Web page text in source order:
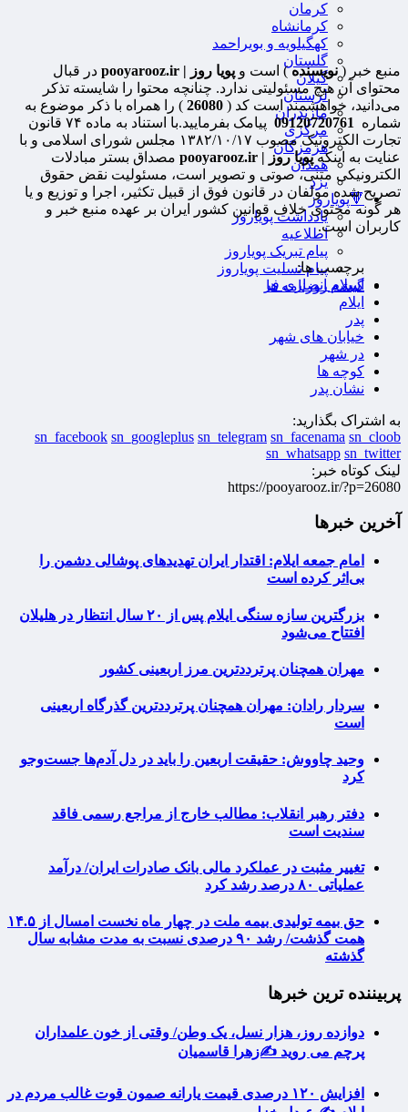
کرمان
کرمانشاه
کهگیلویه و بویراحمد
گلستان
گیلان
لرستان
مازندران
مرکزی
هرمزگان
همدان
یزد
🔻پویاروز
یادداشت پویاروز
اطلاعیه
پیام تبریک پویاروز
پیام تسلیت پویاروز
گیشه روزنامه ها
منبع خبر ( نویسنده) است و پویا روز | pooyarooz.ir
در قبال
محتوای آن هیچ مسئولیتی ندارد. چنانچه محتوا را شایسته تذکر
می‌دانید، خواهشمند است کد (
) را همراه با ذکر موضوع به
شماره
پیامک بفرمایید.با استناد به ماده ۷۴ قانون
تجارت الکترونیک مصوب ۱۳۸۲/۱۰/۱۷ مجلس شورای اسلامی و با
عنایت به اینکهپویا روز | pooyarooz.ir
مصداق بستر مبادلات
الکترونیکی متنی، صوتی و تصویر است، مسئولیت نقض حقوق
تصریح شده مولفان در قانون فوق از قبیل تکثیر، اجرا و توزیع و یا
هر گونه محتوی خلاف قوانین کشور ایران بر عهده منبع خبر و
کاربران است.
برچسب ها:
اسلام انصاری فر
ایلام
پدر
خیابان های شهر
در شهر
کوچه ها
نشان پدر
به اشتراک بگذارید:
sn_facebook sn_googleplus sn_telegram sn_facenama sn_cloob
sn_whatsapp sn_twitter
لینک کوتاه خبر:
https://pooyarooz.ir/?p=26080
آخرین خبرها
امام جمعه ایلام: اقتدار ایران تهدیدهای پوشالی دشمن را
بی‌اثر کرده است
بزرگترین سازه سنگی ایلام پس از ۲۰ سال انتظار در هلیلان
افتتاح می‌شود
مهران همچنان پرترددترین مرز اربعینی کشور
سردار رادان: مهران همچنان پرترددترین گذرگاه اربعینی
است
وحید چاووش: حقیقت اربعین را باید در دل آدم‌ها جست‌وجو
کرد
دفتر رهبر انقلاب: مطالب خارج از مراجع رسمی فاقد
سندیت است
تغییر مثبت در عملکرد مالی بانک صادرات ایران/ درآمد
عملیاتی ۸۰ درصد رشد کرد
حق بیمه تولیدی بیمه ملت در چهار ماه نخست امسال از ۱۴.۵
همت گذشت/ رشد ۹۰ درصدی نسبت به مدت مشابه سال
گذشته
پربیننده ترین خبرها
دوازده روز، هزار نسل، یک وطن/ وقتی از خون علمداران
پرچم می روید ✍️زهرا قاسمیان
افزایش ۱۲۰ درصدی قیمت یارانه صمون قوت غالب مردم در